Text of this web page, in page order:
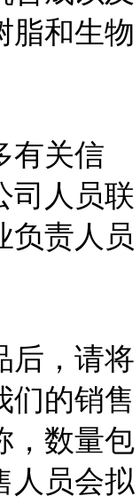
脂和生物
有关信
司人员联
负责人员
后，请将
们的销售
，数量包
人员会拟